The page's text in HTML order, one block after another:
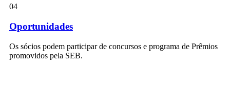
04
Oportunidades
Os sócios podem participar de concursos e programa de Prêmios
promovidos pela SEB.